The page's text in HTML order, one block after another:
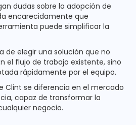
dudas sobre la adopción de
encarecidamente que
puede simplificar la
de elegir una solución que no
el flujo de trabajo existente, sino
rápidamente por el equipo.
Clint se diferencia en el mercado
capaz de transformar la
negocio.